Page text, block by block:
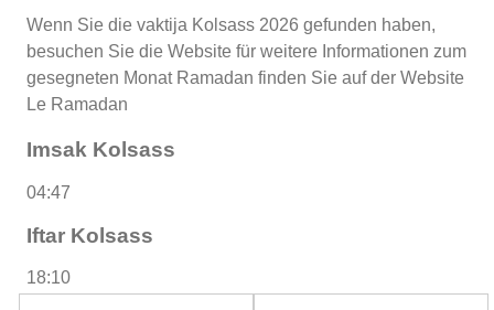
Wenn Sie die vaktija Kolsass 2026 gefunden haben,
besuchen Sie die Website für weitere Informationen zum
gesegneten Monat Ramadan finden Sie auf der Website
Le Ramadan
Imsak Kolsass
04:47
Iftar Kolsass
18:10